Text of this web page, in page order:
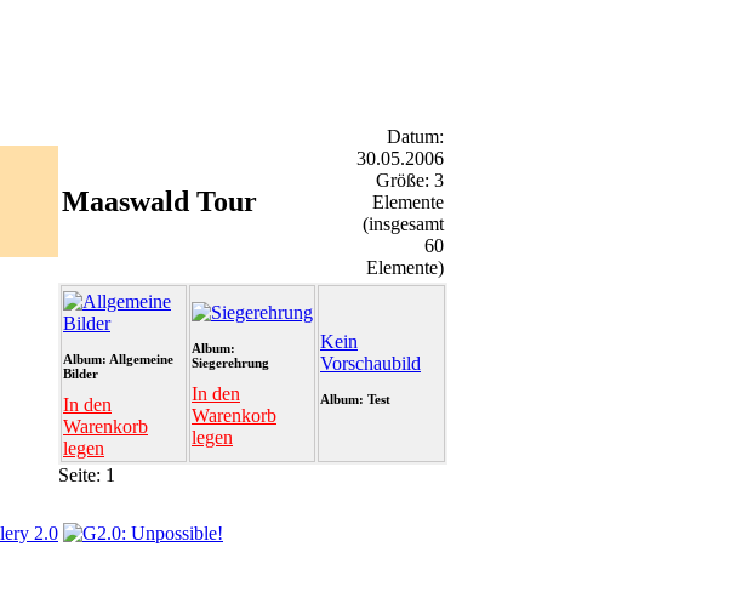
Maaswald Tour
Datum:
30.05.2006
Größe: 3
Elemente
(insgesamt
60
Elemente)
Album: Allgemeine
Bilder
In den
Warenkorb
legen
Album:
Siegerehrung
In den
Warenkorb
legen
Kein
Vorschaubild
Album: Test
Seite: 1